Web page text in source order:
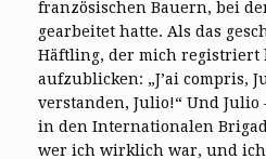
französischen Bauern, bei
gearbeitet hatte. Als das
Häftling, der mich registriert
aufzublicken: „J’ai compris,
verstanden, Julio!“ Und
in den Internationalen
wer ich wirklich war, und